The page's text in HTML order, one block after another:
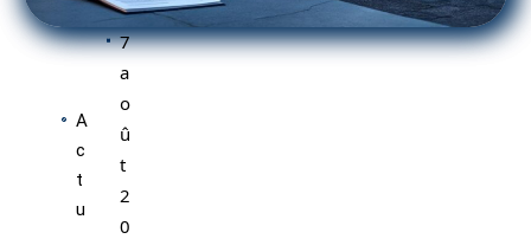
A
c
t
u
7
a
o
û
t
2
0